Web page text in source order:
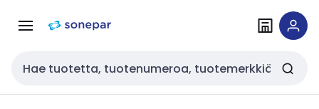
navigointiinsisältöön
Haku